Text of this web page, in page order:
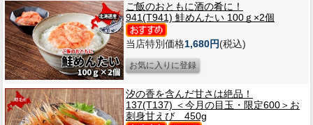
ご飯のおともに酒の肴に！
941(T941) 鮭めんたい 100ｇ×2個
当店特別価格1,680円(税込)
汐の香を含んだ甘さは絶品！
137(T137) ＜今月の目玉・限定600＞お
刺身甘えび 450g